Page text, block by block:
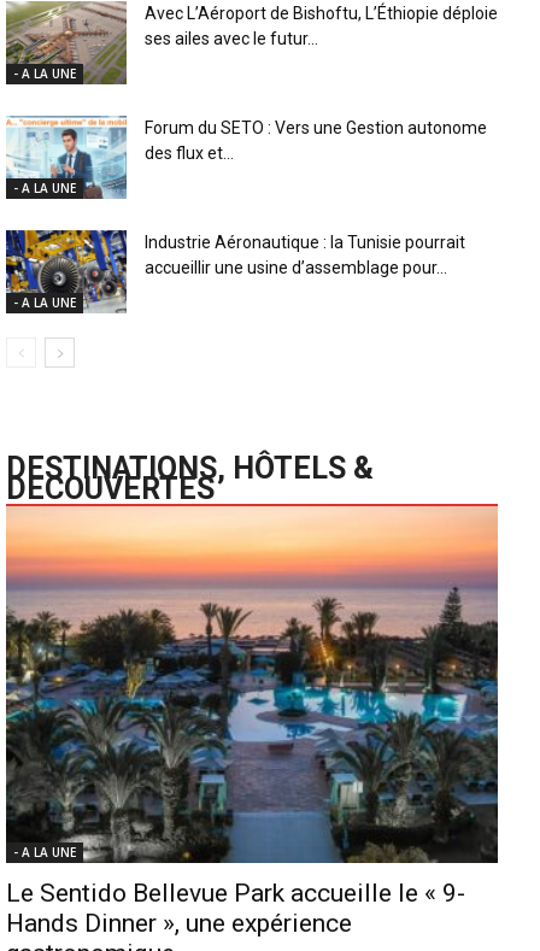
- A LA UNE
Avec L’Aéroport de Bishoftu, L’Éthiopie déploie
ses ailes avec le futur...
- A LA UNE
Forum du SETO : Vers une Gestion autonome
des flux et...
- A LA UNE
Industrie Aéronautique : la Tunisie pourrait
accueillir une usine d’assemblage pour...
DESTINATIONS, HÔTELS &
DECOUVERTES
- A LA UNE
Le Sentido Bellevue Park accueille le « 9-
Hands Dinner », une expérience